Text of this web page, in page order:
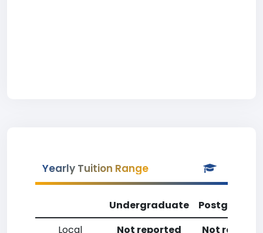
Yearly Tuition Range
Undergraduate
Local
Not reported Not